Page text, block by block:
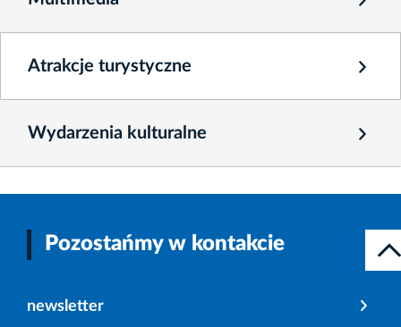
Atrakcje turystyczne
Wydarzenia kulturalne
Pozostańmy w kontakcie
newsletter